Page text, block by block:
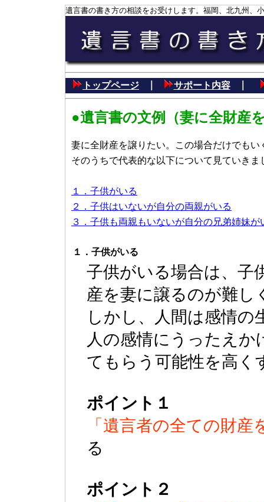
遺言書の書き方の相談をお受けします。福岡、北九州、
トップページ サポート内容
●遺言書の文例（妻に全財産
妻に全財産を譲りたい。この場合だけでも
そのうちで代表的な以下について見ていきま
１．子供がいる
２．子供はいないが自分の両親がいる
３．子供も両親もいないが自分の兄弟姉妹が
１．子供がいる
子供がいる場合は、子
産を妻に譲るのが難し
しかし、人間は感情の
人の感情にうったえか
てもらう可能性を高く
ポイント１
「遺言者の全ての財
る
ポイント２